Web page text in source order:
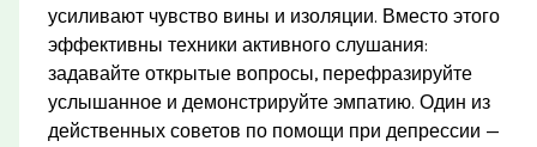
усиливают чувство вины и изоляции. Вместо этого
эффективны техники активного слушания:
задавайте открытые вопросы, перефразируйте
услышанное и демонстрируйте эмпатию. Один из
действенных советов по помощи при депрессии —